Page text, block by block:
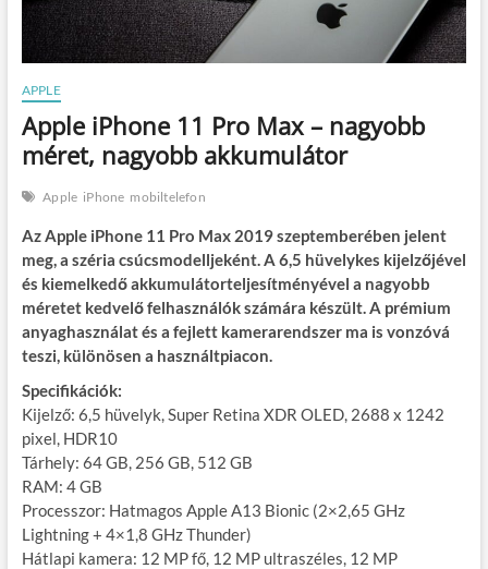
APPLE
Apple iPhone 11 Pro Max – nagyobb
méret, nagyobb akkumulátor
Apple iPhone mobiltelefon
Az Apple iPhone 11 Pro Max 2019 szeptemberében jelent
meg, a széria csúcsmodelljeként. A 6,5 hüvelykes kijelzőjével
és kiemelkedő akkumulátorteljesítményével a nagyobb
méretet kedvelő felhasználók számára készült. A prémium
anyaghasználat és a fejlett kamerarendszer ma is vonzóvá
teszi, különösen a használtpiacon.
Specifikációk:
Kijelző: 6,5 hüvelyk, Super Retina XDR OLED, 2688 x 1242
pixel, HDR10
Tárhely: 64 GB, 256 GB, 512 GB
RAM: 4 GB
Processzor: Hatmagos Apple A13 Bionic (2×2,65 GHz
Lightning + 4×1,8 GHz Thunder)
Hátlapi kamera: 12 MP fő, 12 MP ultraszéles, 12 MP